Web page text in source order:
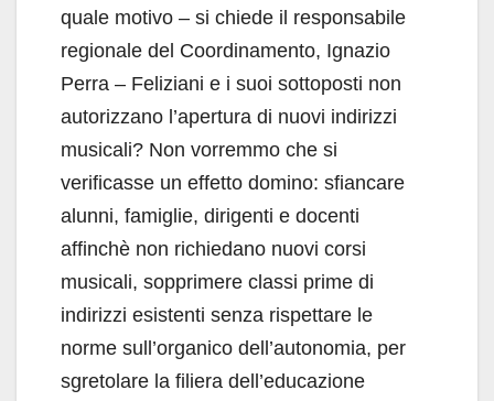
quale motivo – si chiede il responsabile
regionale del Coordinamento, Ignazio
Perra – Feliziani e i suoi sottoposti non
autorizzano l’apertura di nuovi indirizzi
musicali? Non vorremmo che si
verificasse un effetto domino: sfiancare
alunni, famiglie, dirigenti e docenti
affinchè non richiedano nuovi corsi
musicali, sopprimere classi prime di
indirizzi esistenti senza rispettare le
norme sull’organico dell’autonomia, per
sgretolare la filiera dell’educazione